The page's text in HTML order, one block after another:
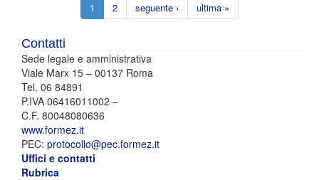
1 2 seguente › ultima »
Contatti
Sede legale e amministrativa
Viale Marx 15 – 00137 Roma
Tel. 06 84891
P.IVA 06416011002 –
C.F. 80048080636
www.formez.it
PEC: protocollo@pec.formez.it
Uffici e contatti
Rubrica